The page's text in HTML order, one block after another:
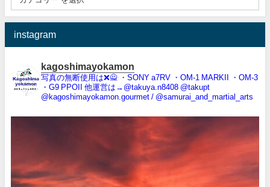
instagram
kagoshimayokamon
写真の無断使用は❌️🙅 ・SONY a7RV ・OM-1 MARKII
・OM-3
・G9 PPOII
他運営は→@takuya.n8408 @takupt
@kagoshimayokamon.gourmet / @samurai_and_martial_arts